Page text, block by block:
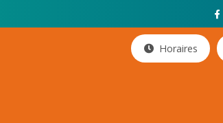
Horaires